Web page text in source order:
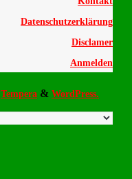
Datenschutzerklärung
Disclamer
Anmelden
Tempera & WordPress.